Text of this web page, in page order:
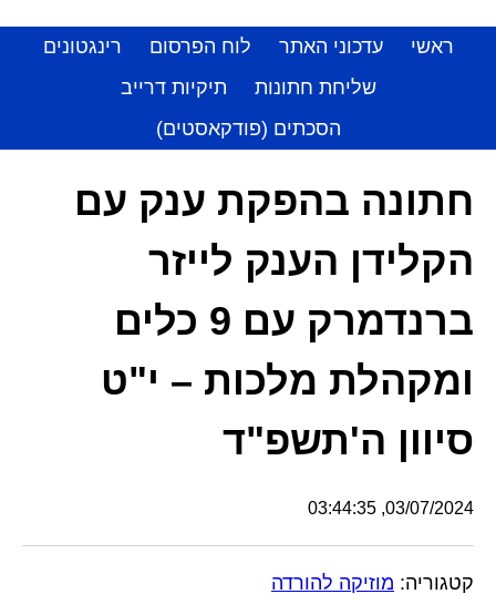
ראשי עדכוני האתר לוח הפרסום
רינגטונים
שליחת חתונות
תיקיות דרייב
הסכתים (פודקאסטים)
חתונה בהפקת ענק עם
הקלידן הענק לייזר
ברנדמרק עם 9 כלים
ומקהלת מלכות – י"ט
סיוון ה'תשפ"ד
03/07/2024, 03:44:35
קטגוריה: מוזיקה להורדה